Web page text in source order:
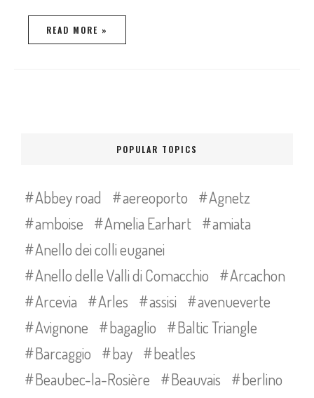
READ MORE »
POPULAR TOPICS
Abbey road aereoporto
Agnetz
amboise
Amelia Earhart
amiata
Anello dei colli euganei
Anello delle Valli di Comacchio
Arcachon
Arcevia
Arles assisi
avenueverte
Avignone
bagaglio
Baltic Triangle
Barcaggio
bay
beatles
Beaubec-la-Rosière
Beauvais
berlino